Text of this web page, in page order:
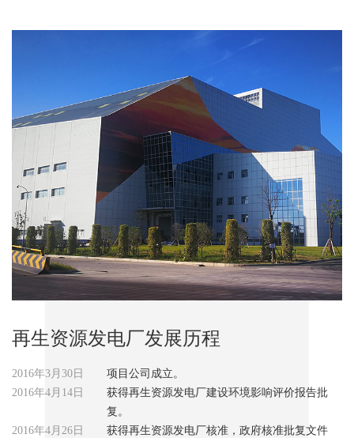
再生资源发电厂发展历程
2016年3月30日
项目公司成立。
2016年4月14日
获得再生资源发电厂建设环境影响评价报告批
复。
2016年4月26日
获得再生资源发电厂核准，政府核准批复文件